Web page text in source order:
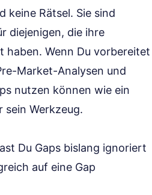
keine Rätsel. Sie sind
diejenigen, die ihre
haben. Wenn Du vorbereitet
Market-Analysen und
nutzen können wie ein
Werkzeug.
Du Gaps bislang ignoriert
auf eine Gap